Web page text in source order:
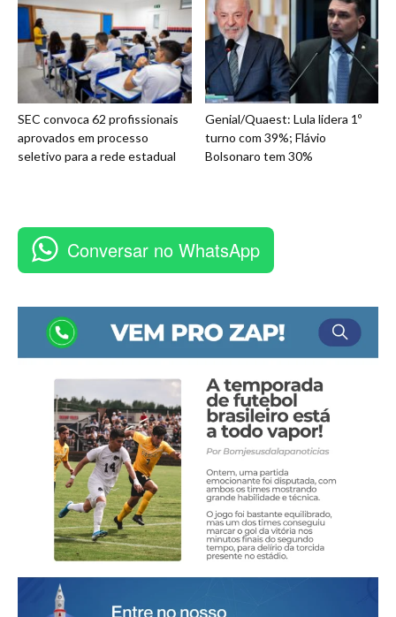
SEC convoca 62 profissionais
aprovados em processo
seletivo para a rede estadual
Genial/Quaest: Lula lidera 1º
turno com 39%; Flávio
Bolsonaro tem 30%
Conversar no WhatsApp